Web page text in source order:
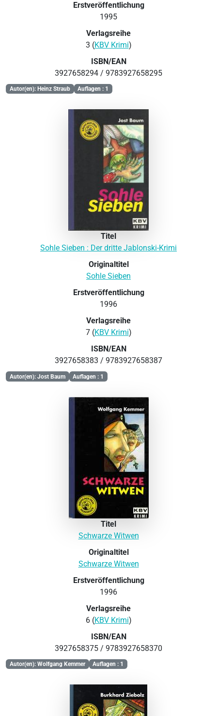
Erstveröffentlichung
1995
Verlagsreihe
3 (KBV Krimi)
ISBN/EAN
3927658294 / 9783927658295
Autor(en): Heinz Straub Auflagen : 1
Titel
Sohle Sieben : Der dritte Jablonski-Krimi
Originaltitel
Sohle Sieben
Erstveröffentlichung
1996
Verlagsreihe
7 (KBV Krimi)
ISBN/EAN
3927658383 / 9783927658387
Autor(en): Jost Baum Auflagen : 1
Titel
Schwarze Witwen
Originaltitel
Schwarze Witwen
Erstveröffentlichung
1996
Verlagsreihe
6 (KBV Krimi)
ISBN/EAN
3927658375 / 9783927658370
Autor(en): Wolfgang Kemmer Auflagen : 1